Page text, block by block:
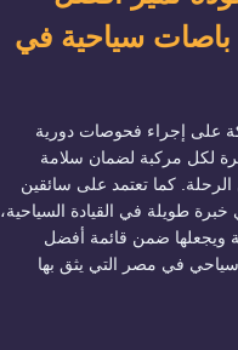
سياحية في
على إجراء فحوصات دورية
لكل مركبة لضمان سلامة
كما تعتمد على سائقين
طويلة في القيادة السياحية،
ويجعلها ضمن قائمة أفضل
في مصر التي يثق بها